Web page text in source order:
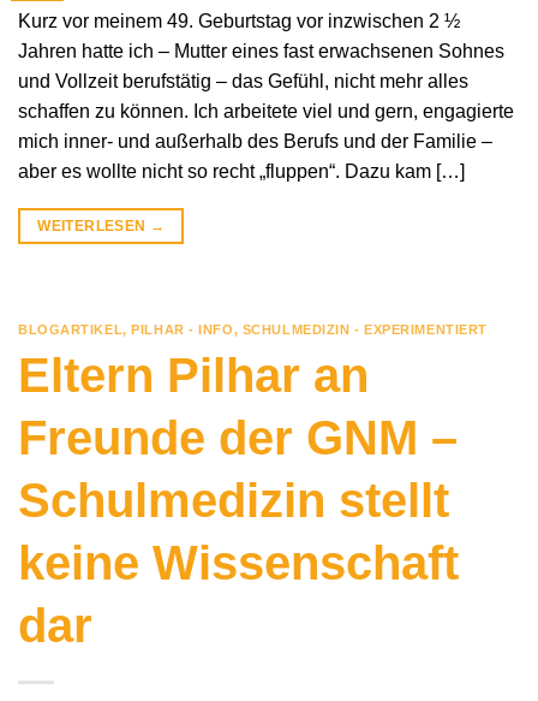
Kurz vor meinem 49. Geburtstag vor inzwischen 2 ½
Jahren hatte ich – Mutter eines fast erwachsenen Sohnes
und Vollzeit berufstätig – das Gefühl, nicht mehr alles
schaffen zu können. Ich arbeitete viel und gern, engagierte
mich inner- und außerhalb des Berufs und der Familie –
aber es wollte nicht so recht „fluppen“. Dazu kam […]
WEITERLESEN →
BLOGARTIKEL, PILHAR - INFO, SCHULMEDIZIN - EXPERIMENTIERT
Eltern Pilhar an
Freunde der GNM –
Schulmedizin stellt
keine Wissenschaft
dar